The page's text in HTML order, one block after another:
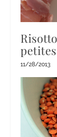
11/28/2013